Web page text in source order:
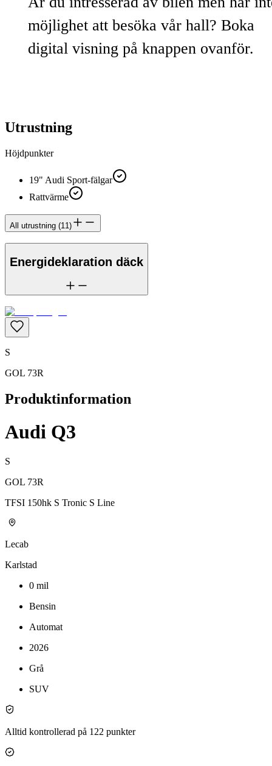
möjlighet att besöka vår hall? Boka
digital visning på knappen ovanför.
Utrustning
Höjdpunkter
19" Audi Sport-fälgar
Rattvärme
All utrustning (11)
Energideklaration däck
S
GOL 73R
Produktinformation
Audi Q3
S
GOL 73R
TFSI 150hk S Tronic S Line
Lecab
Karlstad
0 mil
Bensin
Automat
2026
Grå
SUV
Alltid kontrollerad på 122 punkter